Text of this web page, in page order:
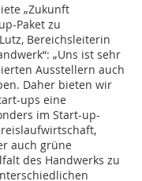
„Zukunft
Paket zu
Bereichsleiterin
„Uns ist sehr
Ausstellern auch
Daher bieten wir
ups eine
im Start-up-
auch grüne
des Handwerks zu